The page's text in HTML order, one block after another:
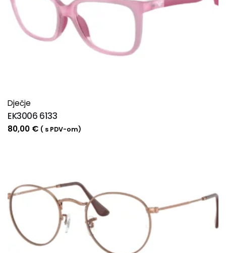
Dječje
EK3006 6133
80,00 € ( s PDV-om)